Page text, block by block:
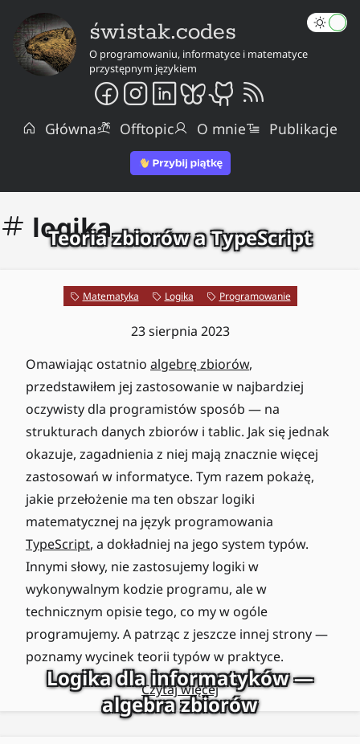
świstak.codes
O programowaniu, informatyce i matematyce
przystępnym językiem
Główna Offtopic O mnie Publikacje
logika
Teoria zbiorów a TypeScript
Matematyka Logika Programowanie
23 sierpnia 2023
Omawiając ostatnio algebrę zbiorów,
przedstawiłem jej zastosowanie w najbardziej
oczywisty dla programistów sposób — na
strukturach danych zbiorów i tablic. Jak się jednak
okazuje, zagadnienia z niej mają znacznie więcej
zastosowań w informatyce. Tym razem pokażę,
jakie przełożenie ma ten obszar logiki
matematycznej na język programowania
TypeScript, a dokładniej na jego system typów.
Innymi słowy, nie zastosujemy logiki w
wykonywalnym kodzie programu, ale w
technicznym opisie tego, co my w ogóle
programujemy. A patrząc z jeszcze innej strony —
poznamy wycinek teorii typów w praktyce.
Czytaj więcej
Logika dla informatyków —
algebra zbiorów